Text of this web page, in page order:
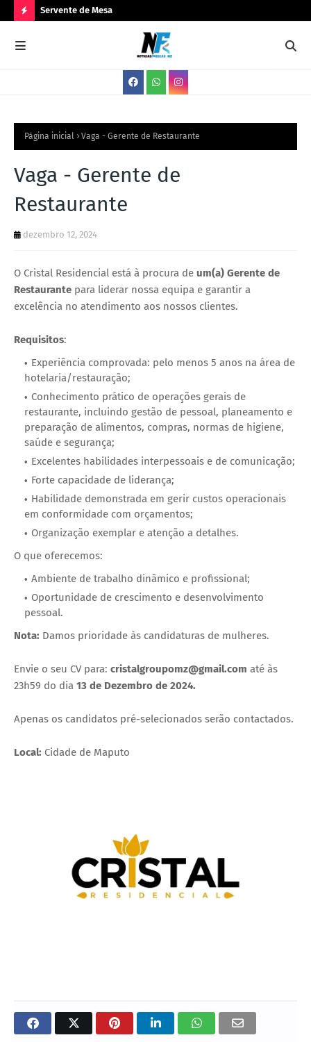
O
V
G
A
Servente de Mesa
Página inicial Vaga - Gerente de Restaurante
Vaga - Gerente de
Restaurante
dezembro 12, 2024
O Cristal Residencial está à procura de um(a) Gerente de
Restaurante para liderar nossa equipa e garantir a
excelência no atendimento aos nossos clientes.
Requisitos:
Experiência comprovada: pelo menos 5 anos na área de
hotelaria/restauração;
Conhecimento prático de operações gerais de
restaurante, incluindo gestão de pessoal, planeamento e
preparação de alimentos, compras, normas de higiene,
saúde e segurança;
Excelentes habilidades interpessoais e de comunicação;
Forte capacidade de liderança;
Habilidade demonstrada em gerir custos operacionais
em conformidade com orçamentos;
Organização exemplar e atenção a detalhes.
O que oferecemos:
Ambiente de trabalho dinâmico e profissional;
Oportunidade de crescimento e desenvolvimento
pessoal.
Nota: Damos prioridade às candidaturas de mulheres.
Envie o seu CV para: cristalgroupomz@gmail.com até às
23h59 do dia 13 de Dezembro de 2024.
Apenas os candidatos pré-selecionados serão contactados.
Local: Cidade de Maputo